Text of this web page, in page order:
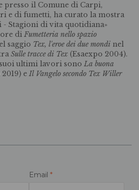
presso il Comune di Carpi,
e di fumetti, ha curato la mostra
- Stagioni di vita quotidiana»
di Fumetteria nello spazio
saggio Tex, l'eroe dei due mondi nel
Sulle tracce di Tex (Esaexpo 2004).
ultimi lavori sono La buona
e Il Vangelo secondo Tex Willer
Email *